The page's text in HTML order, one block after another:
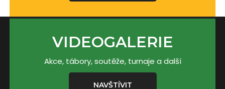
VIDEOGALERIE
Akce, tábory, soutěže, turnaje a další
NAVŠTÍVIT